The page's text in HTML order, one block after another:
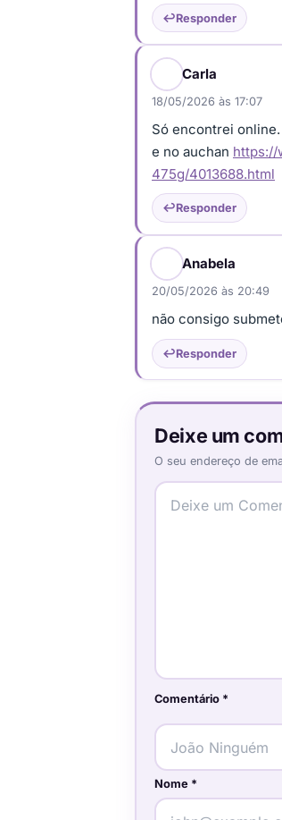
Responder
Carla
18/05/2026 às 17:07
Só encontrei
e no auchan https://
475g/4013688.html
Responder
Anabela
20/05/2026 às 20:49
não consigo
Responder
Deixe um
O seu endereço de
Comentário *
Nome *